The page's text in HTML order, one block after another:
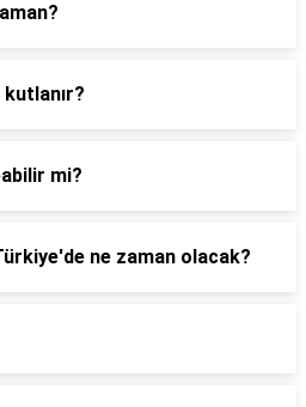
mi?
ne zaman olacak?